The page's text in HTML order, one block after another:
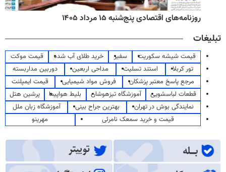
روزنامه‌های اقتصادی پنج‌شنبه ۱۵ مرداد ۱۴۰۵
تبلیغات
قیمت شیشه سکوریت سفیر خرید طلای آب شده
قیمت موکت
تور کربلا
استند تسلیت مداحی اربعین
دوربین مداربسته
مرجع پاسخ معتبر پزشکان
فروش مواد شیمیایی
قیمت ایمپلنت
قطعات لباسشویی
آموزشگاه تیزهوشان بلیط هواپیما
پرشین هتل
نمایندگی بوش در تهران
بهترین جراح بینی
آموزشگاه زبان ملل
قیمت و خرید سمعک نامرئی
مهرینو